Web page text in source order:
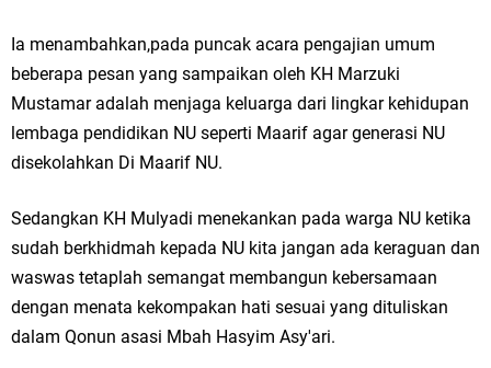
Menuju Indonesia Emas 2045
Reses Anggota DPRD Jabar M. Rizky di Desa Cibitung Wetan: Serap
Aspirasi Petani dan Warga
Hari Jadi Pertama PHIGMA: Advokat dan LBH Perkuat Soliditas di
Jakarta
dan Ibu Hamil Narasi
Ia menambahkan,pada puncak acara pengajian umum
beberapa pesan yang sampaikan oleh KH Marzuki
Mustamar adalah menjaga keluarga dari lingkar kehidupan
lembaga pendidikan NU seperti Maarif agar generasi NU
disekolahkan Di Maarif NU.
Sedangkan KH Mulyadi menekankan pada warga NU ketika
sudah berkhidmah kepada NU kita jangan ada keraguan dan
waswas tetaplah semangat membangun kebersamaan
dengan menata kekompakan hati sesuai yang dituliskan
dalam Qonun asasi Mbah Hasyim Asy'ari.